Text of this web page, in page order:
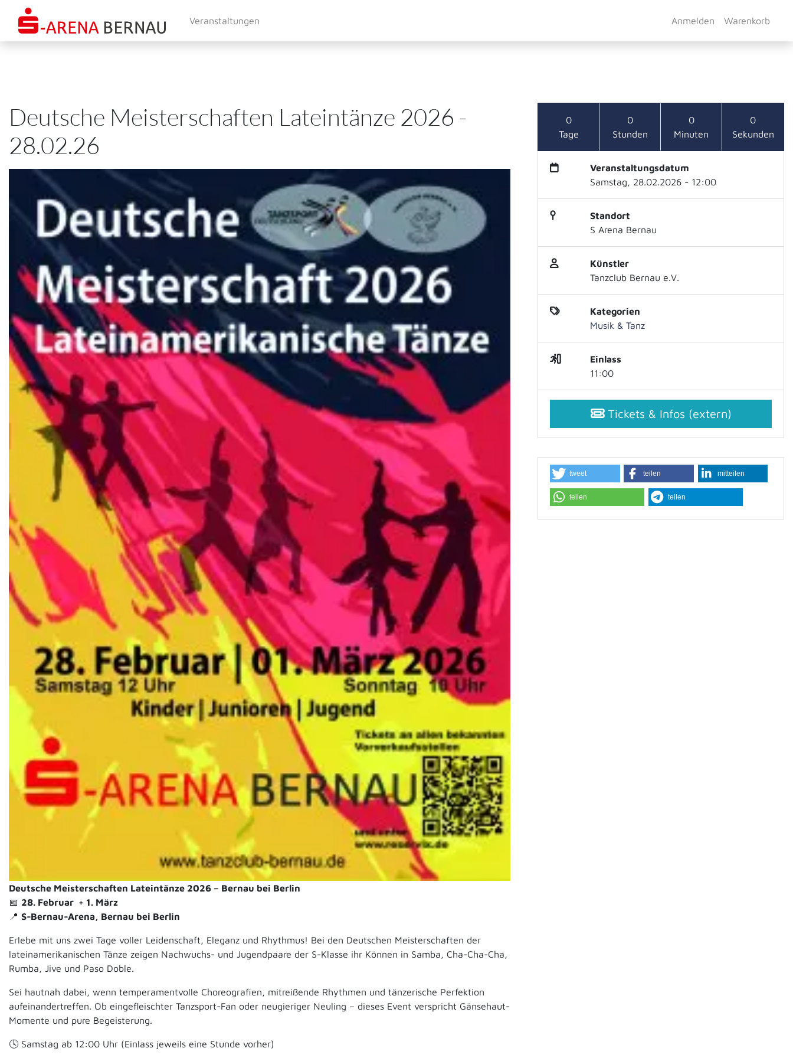
Direkt
Inhalt
Veranstaltungen Anmelden Warenkorb
Deutsche Meisterschaften Lateintänze 2026 -
28.02.26
Deutsche Meisterschaften Lateintänze 2026 – Bernau bei Berlin
📅 28. Februar + 1. März
📍 S‑Bernau‑Arena, Bernau bei Berlin
Erlebe mit uns zwei Tage voller Leidenschaft, Eleganz und Rhythmus! Bei den Deutschen Meisterschaften der
lateinamerikanischen Tänze zeigen Nachwuchs- und Jugendpaare der S-Klasse ihr Können in Samba, Cha-Cha-Cha,
Rumba, Jive und Paso Doble.
Sei hautnah dabei, wenn temperamentvolle Choreografien, mitreißende Rhythmen und tänzerische Perfektion
aufeinandertreffen. Ob eingefleischter Tanzsport-Fan oder neugieriger Neuling – dieses Event verspricht Gänsehaut-
Momente und pure Begeisterung.
🕓 Samstag ab 12:00 Uhr (Einlass jeweils eine Stunde vorher)
0
Tage
0
Stunden
0
Minuten
0
Sekunden
Veranstaltungsdatum
Samstag, 28.02.2026 - 12:00
Standort
S Arena Bernau
Künstler
Tanzclub Bernau e.V.
Kategorien
Musik & Tanz
Einlass
11:00
Tickets & Infos (extern)
tweet teilen mitteilen
teilen teilen